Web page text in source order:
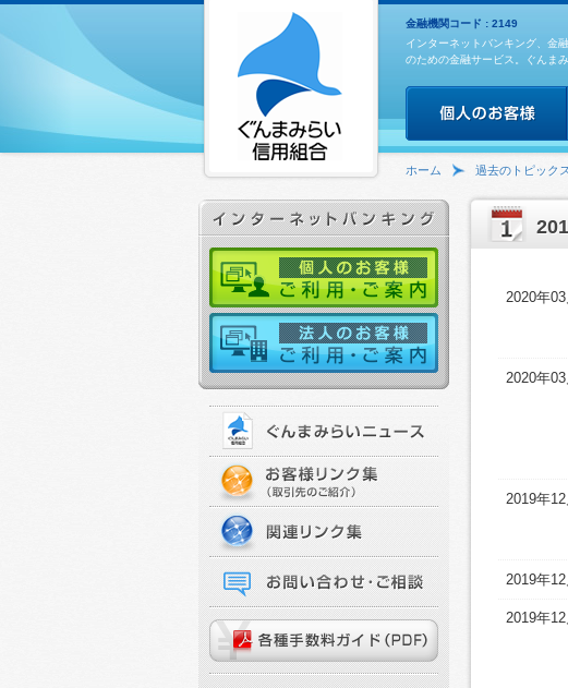
金融機関コード : 2149
インターネットバンキング、金
のための金融サービス。ぐんま
ホーム 過去のトピックス
2020年03
2020年
2019年12
2019年12
2019年12